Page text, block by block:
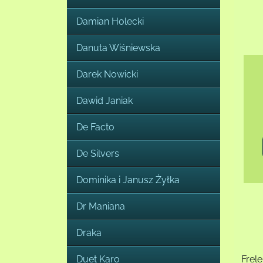
Damian Holecki
Danuta Wiśniewska
Darek Nowicki
Dawid Janiak
De Facto
De Silvers
Dominika i Janusz Żyłka
Dr Maniana
Draka
Duet Karo